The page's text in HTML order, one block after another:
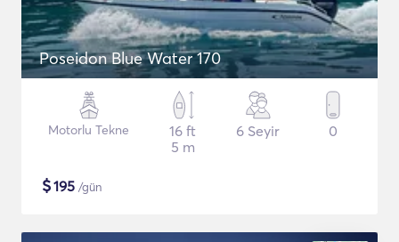
Poseidon Blue Water 170
Motorlu Tekne
16 ft
5 m
6 Seyir 0
$195 /gün